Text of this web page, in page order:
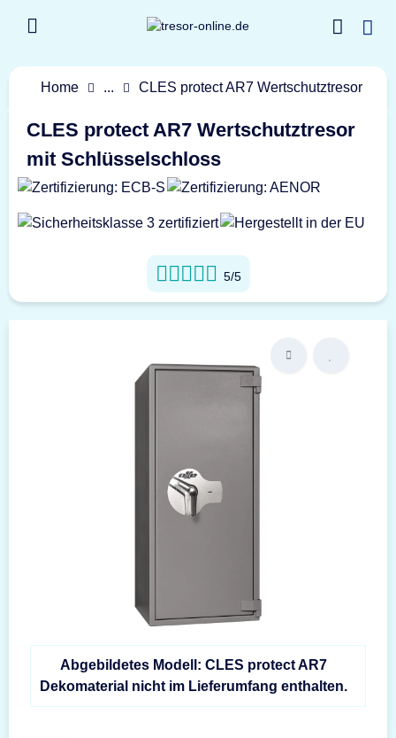
Home ... CLES protect AR7 Wertschutztresor
CLES protect AR7 Wertschutztresor
mit Schlüsselschloss
5/5
Abgebildetes Modell: CLES protect AR7
Dekomaterial nicht im Lieferumfang enthalten.